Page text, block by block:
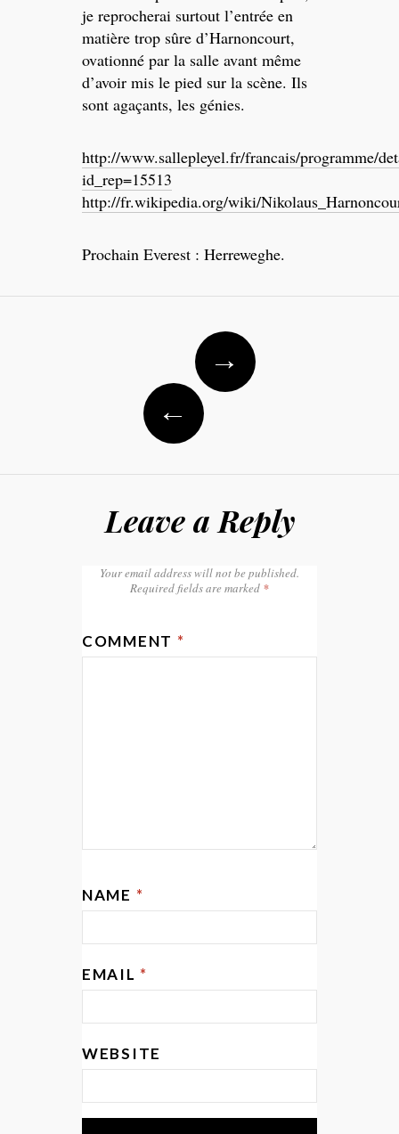
je reprocherai surtout l’entrée en
matière trop sûre d’Harnoncourt,
ovationné par la salle avant même
d’avoir mis le pied sur la scène. Ils
sont agaçants, les génies.
http://www.sallepleyel.fr/francais/programme/
id_rep=15513
http://fr.wikipedia.org/wiki/
Prochain Everest : Herreweghe.
navigation
→
←
Leave a Reply
Your email address will not be published.
Required fields are marked *
COMMENT *
NAME *
EMAIL *
WEBSITE